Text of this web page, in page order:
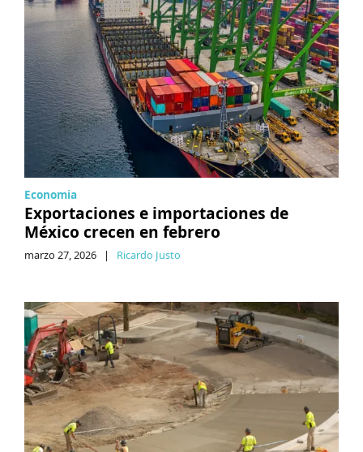
Economia
Exportaciones e importaciones de
México crecen en febrero
marzo 27, 2026 | Ricardo Justo